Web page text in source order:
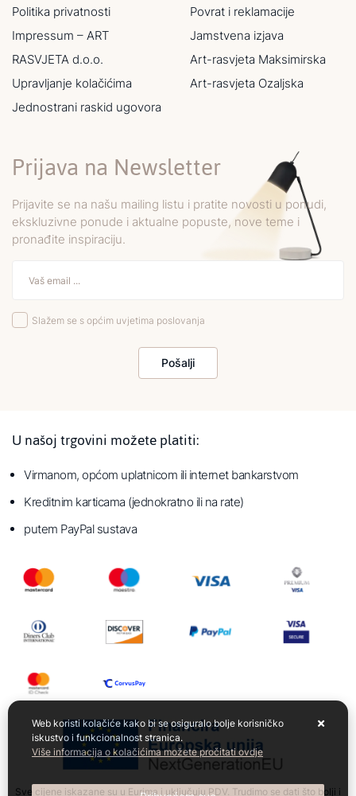
Politika privatnosti
Impressum – ART
RASVJETA d.o.o.
Upravljanje kolačićima
Jednostrani raskid ugovora
Povrat i reklamacije
Jamstvena izjava
Art-rasvjeta Maksimirska
Art-rasvjeta Ozaljska
Prijava na Newsletter
Prijavite se na našu mailing listu i pratite novosti u ponudi,
ekskluzivne ponude i aktualne popuste, nove teme i
pronađite inspiraciju.
Slažem se s općim uvjetima poslovanja
Pošalji
U našoj trgovini možete platiti:
Virmanom, općom uplatnicom ili internet bankarstvom
Kreditnim karticama (jednokratno ili na rate)
putem PayPal sustava
Sve cijene iskazane su u Eurima i uključuju PDV. Trudimo se dati što bolji i
Web koristi kolačiće kako bi se osiguralo bolje korisničko
iskustvo i funkcionalnost stranica.
Više informacija o kolačićima možete pročitati ovdje